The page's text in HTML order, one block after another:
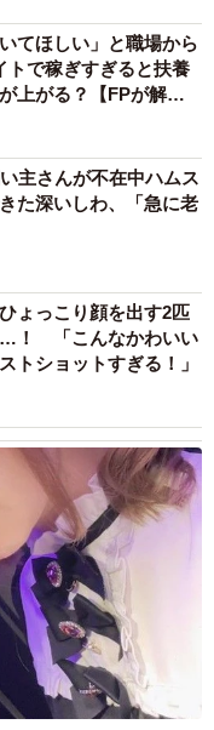
てほしい」と職場から
で稼ぎすぎると扶養
上がる？【FPが解
主さんが不在中ハムス
た深いしわ、「急に老
ょっこり顔を出す2匹
…！ 「こんなかわいい
トショットすぎる！」